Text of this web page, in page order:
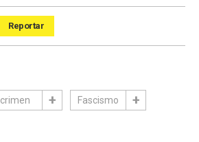
Reportar
crimen Fascismo